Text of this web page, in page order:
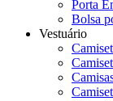
Porta
Bolsa
Vestuário